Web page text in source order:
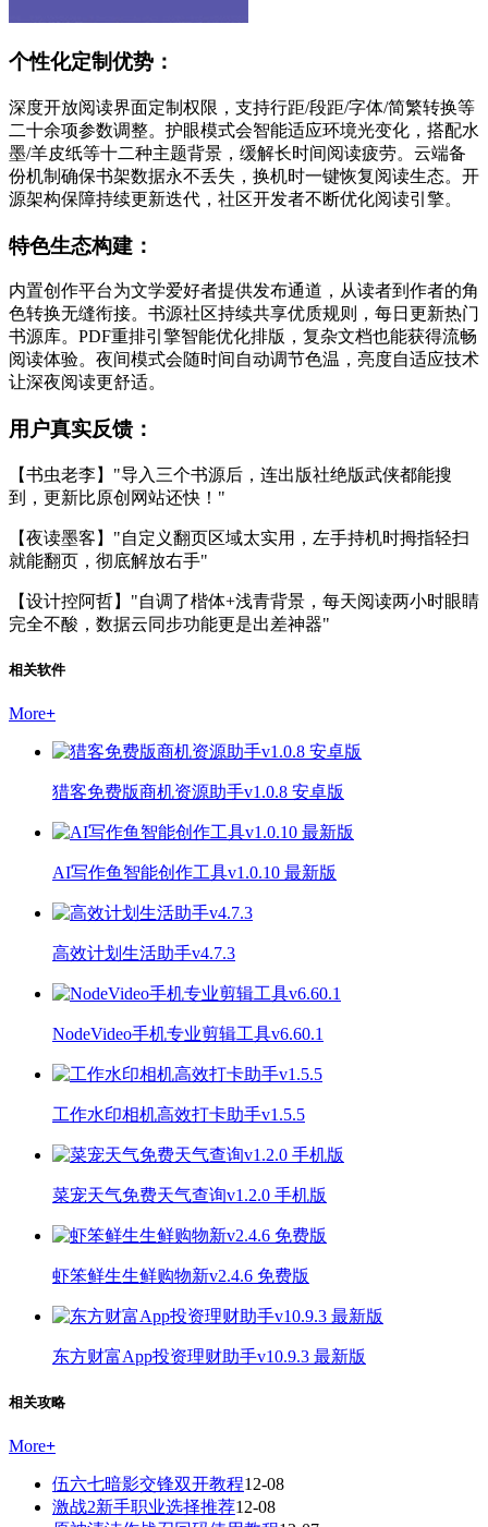
个性化定制优势：
深度开放阅读界面定制权限，支持行距/段距/字体/简繁转换等
二十余项参数调整。护眼模式会智能适应环境光变化，搭配水
墨/羊皮纸等十二种主题背景，缓解长时间阅读疲劳。云端备
份机制确保书架数据永不丢失，换机时一键恢复阅读生态。开
源架构保障持续更新迭代，社区开发者不断优化阅读引擎。
特色生态构建：
内置创作平台为文学爱好者提供发布通道，从读者到作者的角
色转换无缝衔接。书源社区持续共享优质规则，每日更新热门
书源库。PDF重排引擎智能优化排版，复杂文档也能获得流畅
阅读体验。夜间模式会随时间自动调节色温，亮度自适应技术
让深夜阅读更舒适。
用户真实反馈：
【书虫老李】"导入三个书源后，连出版社绝版武侠都能搜
到，更新比原创网站还快！"
【夜读墨客】"自定义翻页区域太实用，左手持机时拇指轻扫
就能翻页，彻底解放右手"
【设计控阿哲】"自调了楷体+浅青背景，每天阅读两小时眼睛
完全不酸，数据云同步功能更是出差神器"
相关软件
More+
猎客免费版商机资源助手v1.0.8 安卓版
AI写作鱼智能创作工具v1.0.10 最新版
高效计划生活助手v4.7.3
NodeVideo手机专业剪辑工具v6.60.1
工作水印相机高效打卡助手v1.5.5
菜宠天气免费天气查询v1.2.0 手机版
虾笨鲜生生鲜购物新v2.4.6 免费版
东方财富App投资理财助手v10.9.3 最新版
相关攻略
More+
伍六七暗影交锋双开教程12-08
激战2新手职业选择推荐12-08